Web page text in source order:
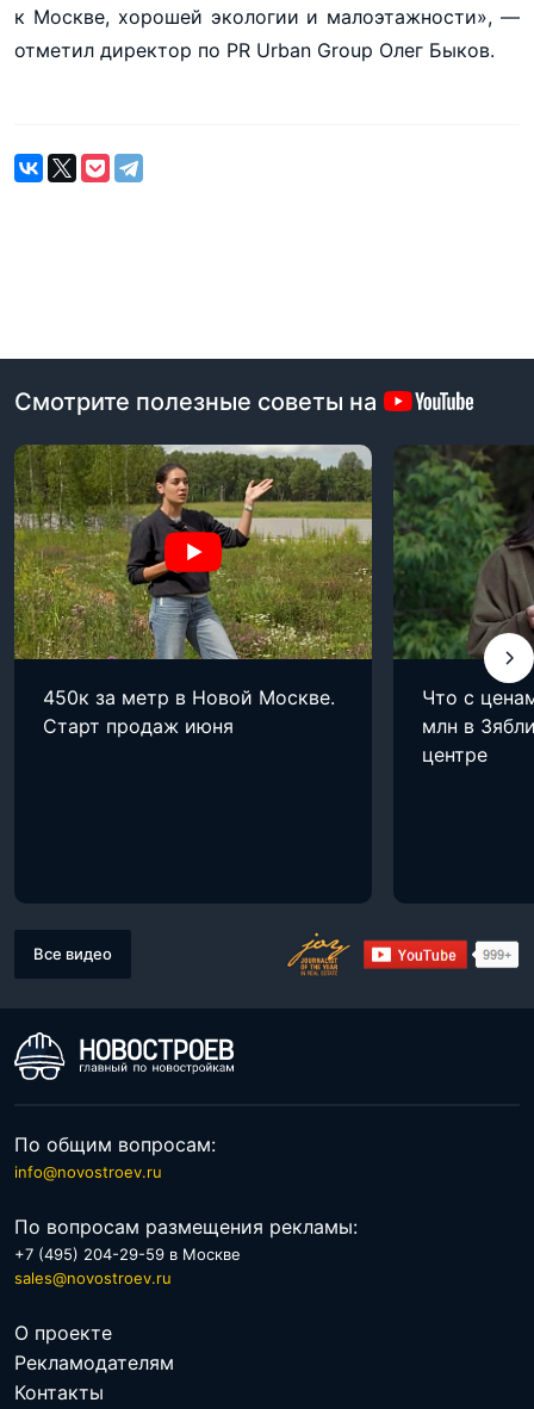
к Москве, хорошей экологии и малоэтажности», —
отметил директор по PR Urban Group Олег Быков.
Смотрите полезные советы на
450к за метр в Новой Москве.
Старт продаж июня
Что с
млн в
центре
Все видео
По общим вопросам:
info@novostroev.ru
По вопросам размещения рекламы:
+7 (495) 204-29-59 в Москве
sales@novostroev.ru
О проекте
Рекламодателям
Контакты